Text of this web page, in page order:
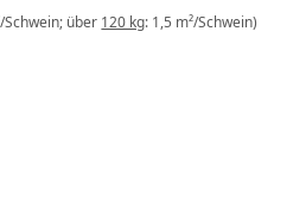
Schwein; über 120 kg: 1,5 m²/Schwein)